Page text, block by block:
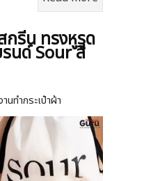
รีน ทรงหูรูด
นด์ Sour สี
นทำกระเป๋าผ้า